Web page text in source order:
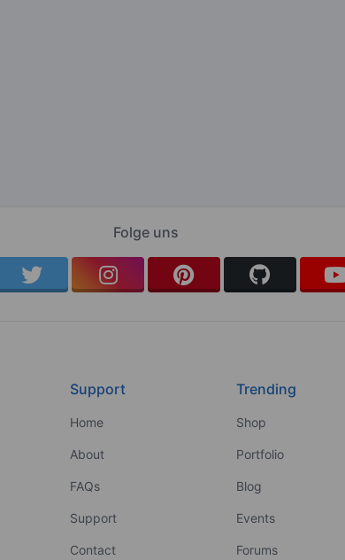
Folge uns
Support
Home
About
FAQs
Support
Contact
Trending
Shop
Portfolio
Blog
Events
Forums